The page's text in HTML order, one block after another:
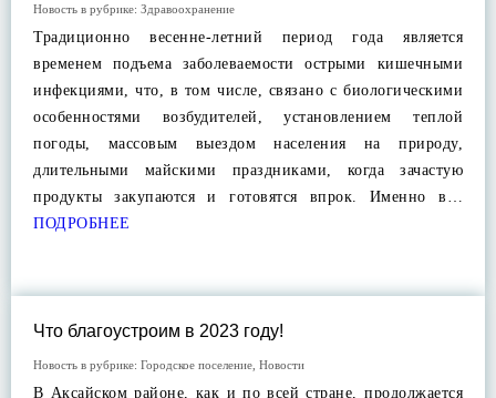
Новость в рубрике: Здравоохранение
Традиционно весенне-летний период года является
временем подъема заболеваемости острыми кишечными
инфекциями, что, в том числе, связано с биологическими
особенностями возбудителей, установлением теплой
погоды, массовым выездом населения на природу,
длительными майскими праздниками, когда зачастую
продукты закупаются и готовятся впрок. Именно в…
ПОДРОБНЕЕ
Что благоустроим в 2023 году!
Новость в рубрике: Городское поселение Новости
В Аксайском районе, как и по всей стране, продолжается